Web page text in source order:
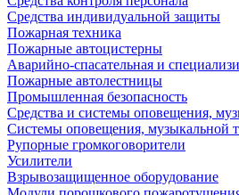
Средства индивидуальной защиты
Пожарная техника
Пожарные автоцистерны
Аварийно-спасательная и
Пожарные автолестницы
Промышленная безопасность
Средства и системы оповещения,
Системы оповещения, музыкальной
Рупорные громкоговорители
Усилители
Взрывозащищенное оборудование